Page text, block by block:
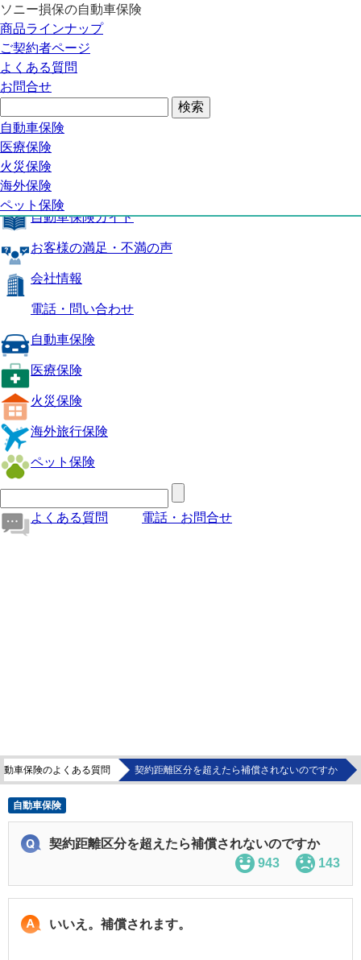
ソニー損保の自動車保険
商品ラインナップ
ご契約者ページ
よくある質問
お問合せ
自動車保険
医療保険
火災保険
海外保険
ペット保険
自動車保険トップ
商品の特長
補償内容
自動車保険ガイド
お客様の満足・不満の声
自動車保険トップ
商品の特長
補償内容
自動車保険ガイド
お客様の満足・不満の声
会社情報
電話・問い合わせ
自動車保険
医療保険
火災保険
海外旅行保険
ペット保険
よくある質問 電話・お問合せ
動車保険のよくある質問 契約距離区分を超えたら補償されないのですか
自動車保険
契約距離区分を超えたら補償されないのですか
943
143
いいえ。補償されます。